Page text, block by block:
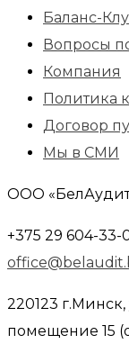
Баланс-
Вопросы
Компания
Политика
Договор
Мы в СМИ
ООО
+375 29 604-33-
220123
помещение 15